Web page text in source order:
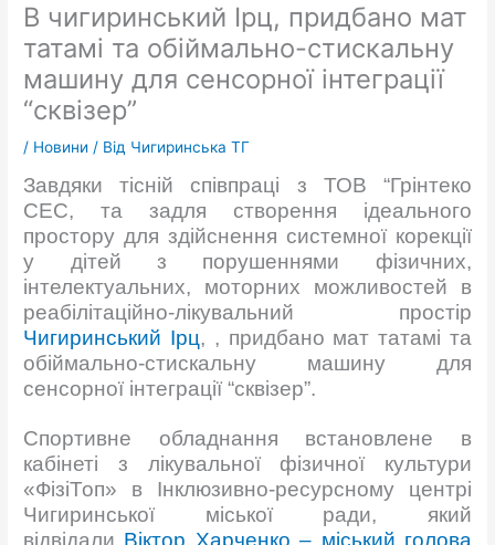
В чигиринський Ірц, придбано мат
татамі та обіймально-стискальну
машину для сенсорної інтеграції
“сквізер”
/ Новини / Від Чигиринська ТГ
Завдяки тісній співпраці з ТОВ “Грінтеко
СЕС, та задля створення ідеального
простору для здійснення системної корекції
у дітей з порушеннями фізичних,
інтелектуальних, моторних можливостей в
реабілітаційно-лікувальний простір
Чигиринський Ірц, , придбано мат татамі та
обіймально-стискальну машину для
сенсорної інтеграції “сквізер”.
Спортивне обладнання встановлене в
кабінеті з лікувальної фізичної культури
«ФізіТоп» в Інклюзивно-ресурсному центрі
Чигиринської міської ради, який
відвідали Віктор Харченко – міський голова